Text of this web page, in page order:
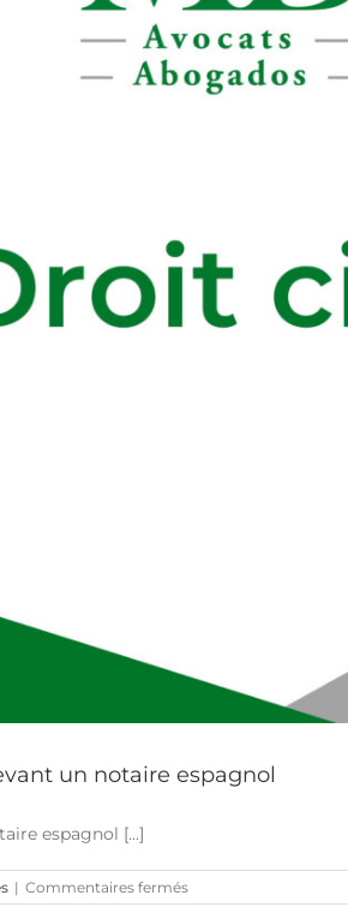
un notaire espagnol
espagnol [...]
| Commentaires ferméssur
Signer